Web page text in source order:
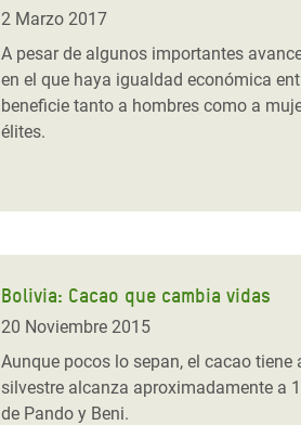
2 Marzo 2017
A pesar de algunos importantes
en el que haya igualdad económica
beneficie tanto a hombres como a
élites.
Bolivia: Cacao que cambia vidas
20 Noviembre 2015
Aunque pocos lo sepan, el cacao
silvestre alcanza aproximadamente a
de Pando y Beni.